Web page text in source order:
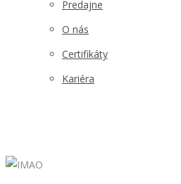
Predajne
O nás
Certifikáty
Kariéra